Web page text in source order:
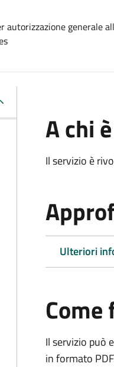
autorizzazione generale
A chi
Il servizio è
Ulteriori
Come
Il servizio può
in formato